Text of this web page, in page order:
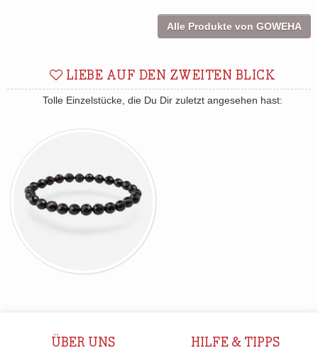
Alle Produkte von GOWEHA
LIEBE AUF DEN ZWEITEN BLICK
Tolle Einzelstücke, die Du Dir zuletzt angesehen hast:
ÜBER UNS HILFE & TIPPS